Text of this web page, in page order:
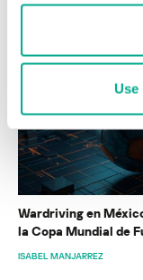
Use
ÚLTIMAS
Wardriving en
la Copa Mundial de
ISABEL MANJARREZ